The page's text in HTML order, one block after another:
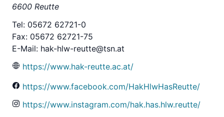
6600 Reutte
Tel: 05672 62721-0
Fax: 05672 62721-75
E-Mail: hak-hlw-reutte@tsn.at
https://www.hak-reutte.ac.at/
https://www.facebook.com/HakHlwHasReutte/
https://www.instagram.com/hak.has.hlw.reutte/